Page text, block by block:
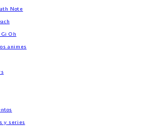
Note
Oh
animes
y series